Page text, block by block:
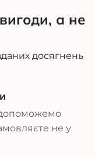
а не
досягнень
не у